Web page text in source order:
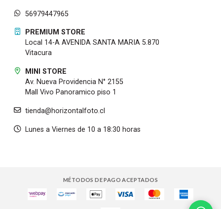
56979447965
PREMIUM STORE
Local 14-A AVENIDA SANTA MARIA 5.870
Vitacura
MINI STORE
Av. Nueva Providencia N° 2155
Mall Vivo Panoramico piso 1
tienda@horizontalfoto.cl
Lunes a Viernes de 10 a 18:30 horas
MÉTODOS DE PAGO ACEPTADOS